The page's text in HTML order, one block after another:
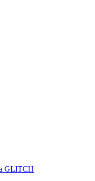
GLITCH